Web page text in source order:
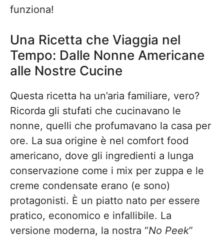
funziona!
Una Ricetta che Viaggia nel
Tempo: Dalle Nonne Americane
alle Nostre Cucine
Questa ricetta ha un’aria familiare, vero?
Ricorda gli stufati che cucinavano le
nonne, quelli che profumavano la casa per
ore. La sua origine è nel comfort food
americano, dove gli ingredienti a lunga
conservazione come i mix per zuppa e le
creme condensate erano (e sono)
protagonisti. È un piatto nato per essere
pratico, economico e infallibile. La
versione moderna, la nostra “No Peek”